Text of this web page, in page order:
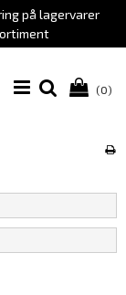
på lagervarer
(0)